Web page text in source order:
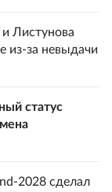
Листунова
из-за невыдачи
статус
2028 сделал